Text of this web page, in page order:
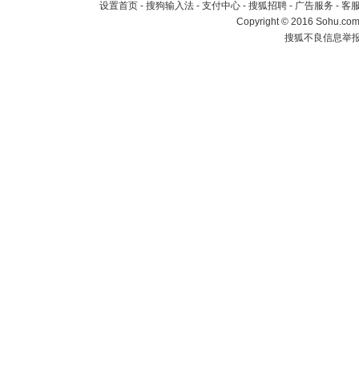
设置首页 - 搜狗输入法 - 支付中心 - 搜狐招聘 - 广告服务 - 客
Copyright©2016
搜狐不良信息举